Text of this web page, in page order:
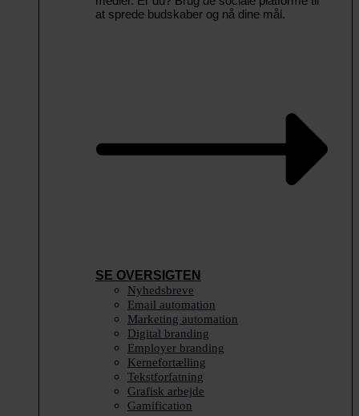
at sprede budskaber og nå dine mål.
SE OVERSIGTEN
Nyhedsbreve
Email automation
Marketing automation
Digital branding
Employer branding
Kernefortælling
Tekstforfatning
Grafisk arbejde
Gamification